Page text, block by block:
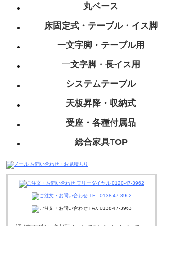
丸ベース
床固定式・テーブル・イス脚
一文字脚・テーブル用
一文字脚・長イス用
システムテーブル
天板昇降・収納式
受座・各種付属品
総合家具TOP
迅速丁寧に対応させて頂きますので、